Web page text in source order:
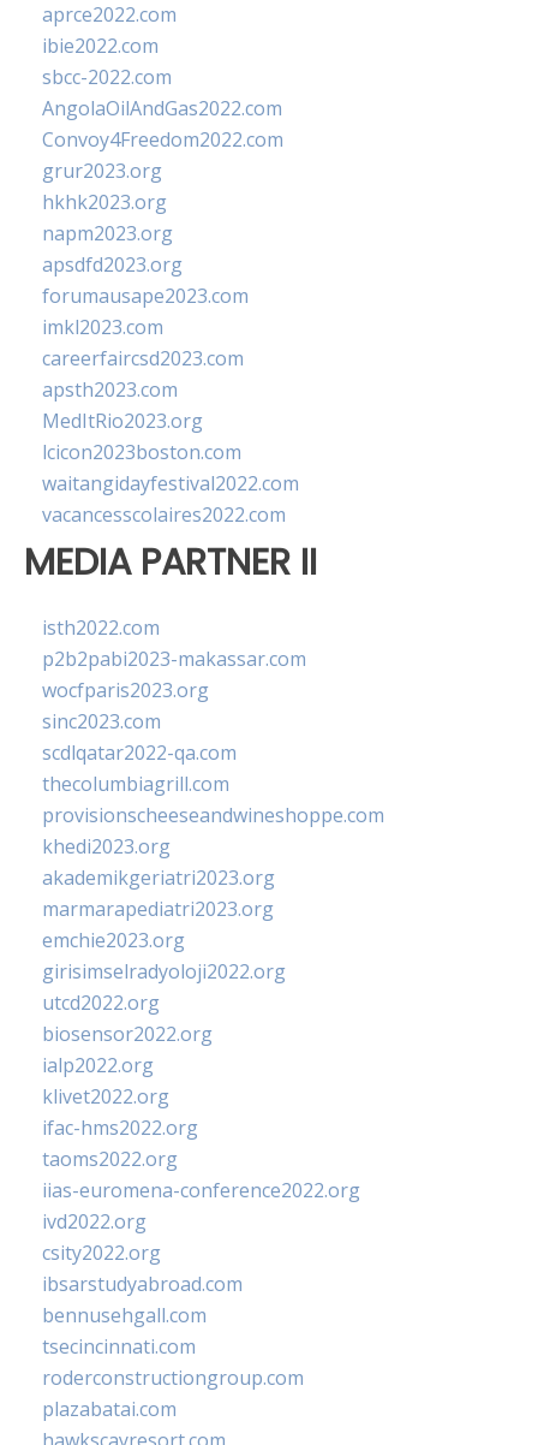
aprce2022.com
ibie2022.com
sbcc-2022.com
AngolaOilAndGas2022.com
Convoy4Freedom2022.com
grur2023.org
hkhk2023.org
napm2023.org
apsdfd2023.org
forumausape2023.com
imkl2023.com
careerfaircsd2023.com
apsth2023.com
MedItRio2023.org
lcicon2023boston.com
waitangidayfestival2022.com
vacancesscolaires2022.com
MEDIA PARTNER II
isth2022.com
p2b2pabi2023-makassar.com
wocfparis2023.org
sinc2023.com
scdlqatar2022-qa.com
thecolumbiagrill.com
provisionscheeseandwineshoppe.com
khedi2023.org
akademikgeriatri2023.org
marmarapediatri2023.org
emchie2023.org
girisimselradyoloji2022.org
utcd2022.org
biosensor2022.org
ialp2022.org
klivet2022.org
ifac-hms2022.org
taoms2022.org
iias-euromena-conference2022.org
ivd2022.org
csity2022.org
ibsarstudyabroad.com
bennusehgall.com
tsecincinnati.com
roderconstructiongroup.com
plazabatai.com